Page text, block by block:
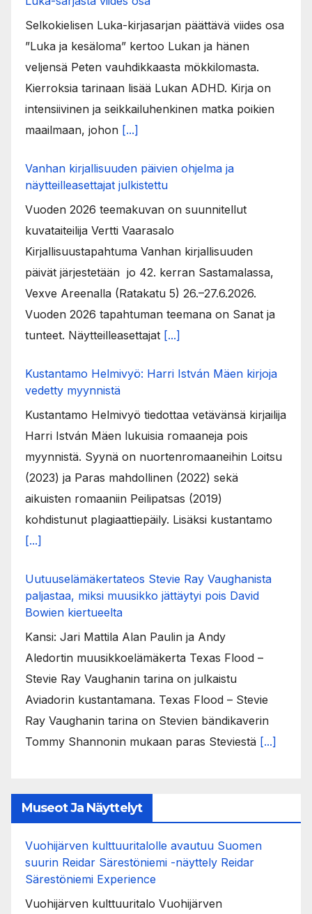
Selkokielisen Luka-kirjasarjan päättävä viides osa
”Luka ja kesäloma” kertoo Lukan ja hänen
veljensä Peten vauhdikkaasta mökkilomasta.
Kierroksia tarinaan lisää Lukan ADHD. Kirja on
intensiivinen ja seikkailuhenkinen matka poikien
maailmaan, johon [...]
Vanhan kirjallisuuden päivien ohjelma ja
näytteilleasettajat julkistettu
Vuoden 2026 teemakuvan on suunnitellut
kuvataiteilija Vertti Vaarasalo
Kirjallisuustapahtuma Vanhan kirjallisuuden
päivät järjestetään jo 42. kerran Sastamalassa,
Vexve Areenalla (Ratakatu 5) 26.–27.6.2026.
Vuoden 2026 tapahtuman teemana on Sanat ja
tunteet. Näytteilleasettajat [...]
Kustantamo Helmivyö: Harri István Mäen kirjoja
vedetty myynnistä
Kustantamo Helmivyö tiedottaa vetävänsä kirjailija
Harri István Mäen lukuisia romaaneja pois
myynnistä. Syynä on nuortenromaaneihin Loitsu
(2023) ja Paras mahdollinen (2022) sekä
aikuisten romaaniin Peilipatsas (2019)
kohdistunut plagiaattiepäily. Lisäksi kustantamo
[...]
Uutuuselämäkertateos Stevie Ray Vaughanista
paljastaa, miksi muusikko jättäytyi pois David
Bowien kiertueelta
Kansi: Jari Mattila Alan Paulin ja Andy
Aledortin muusikkoelämäkerta Texas Flood –
Stevie Ray Vaughanin tarina on julkaistu
Aviadorin kustantamana. Texas Flood – Stevie
Ray Vaughanin tarina on Stevien bändikaverin
Tommy Shannonin mukaan paras Steviestä [...]
Museot Ja Näyttelyt
Vuohijärven kulttuuritalolle avautuu Suomen
suurin Reidar Särestöniemi -näyttely Reidar
Särestöniemi Experience
Vuohijärven kulttuuritalo Vuohijärven